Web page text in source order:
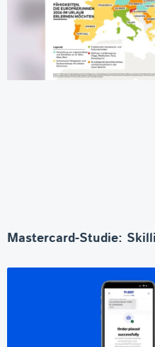
Mastercard-Studie: